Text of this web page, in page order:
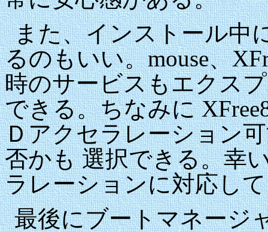
また、インストール中
るのもいい。mouse、
時のサービスもエクス
できる。ちなみに
Ｄアクセラレーション
否かも 選択できる。幸
ラレーションに対応し
最後にブートマネージ